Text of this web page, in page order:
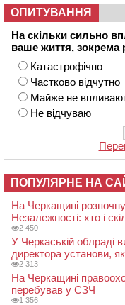
ОПИТУВАННЯ
На скільки сильно
ваше життя, зокрема
Катастрофічно
Частково відчутно
Майже не
Не відчуваю
ПОПУЛЯРНЕ НА
На Черкащині
Незалежності: хто і
2 450
У Черкаській облраді
директора установи,
2 313
На Черкащині
перебував у СЗЧ
1 356